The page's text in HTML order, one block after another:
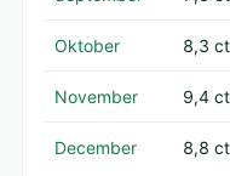
Oktober 8,3 ct
November 9,4 ct
December 8,8 ct